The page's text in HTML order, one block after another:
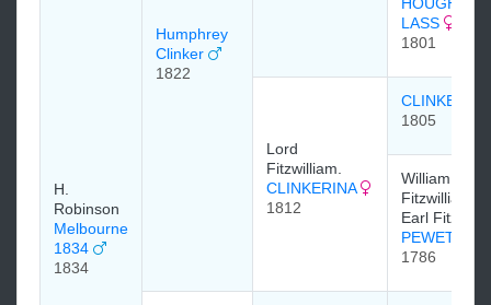
H.
Robinson
Melbourne
1834
1834
Humphrey
Clinker
1822
HOUGHTON
LASS
1801
Lord
Fitzwilliam.
CLINKERINA
1812
CLINKER
1805
William
Fitzwilliam,
Earl
PEWETT
1786